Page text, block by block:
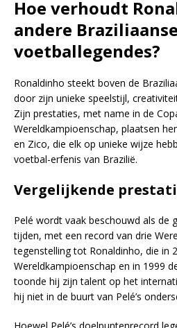
Hoe verhoudt
andere Braziliaanse
voetballegendes?
Ronaldinho steekt boven de
door zijn unieke speelstijl,
Zijn prestaties, met name in de
Wereldkampioenschap, plaatsen
en Zico, die elk op unieke wijze
voetbal-erfenis van Brazilië.
Vergelijkende
Pelé wordt vaak beschouwd als de
tijden, met een record van drie
tegenstelling tot Ronaldinho, die in
Wereldkampioenschap en in 1999
toonde hij zijn talent op het
hij niet in de buurt van Pelé’s